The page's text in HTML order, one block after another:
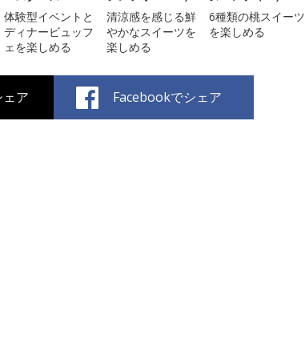
体験型イベントと
ディナービュッフ
ェを楽しめる
清涼感を感じる鮮
やかなスイーツを
楽しめる
6種類の桃スイーツ
を楽しめる
ア Facebookでシェア